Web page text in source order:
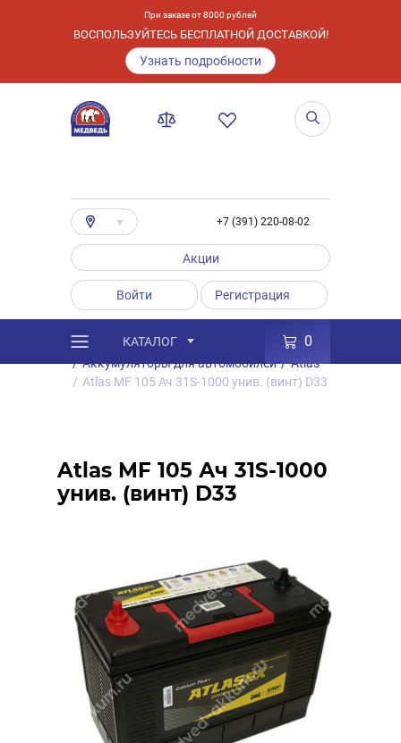
При заказе от 8000 рублей
ВОСПОЛЬЗУЙТЕСЬ БЕСПЛАТНОЙ ДОСТАВКОЙ!
Узнать подробности
+7 (391) 220-08-02
Акции
Войти Регистрация
КАТАЛОГ 0
Каталог / Товары
Аккумуляторы
/ Аккумуляторы для автомобилей / Atlas
/ Atlas MF 105 Ач 31S-1000 унив. (винт) D33
Atlas MF 105 Ач 31S-1000
унив. (винт) D33